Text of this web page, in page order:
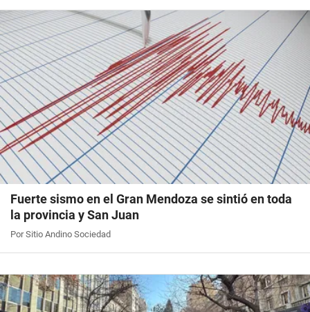
Fuerte sismo en el Gran Mendoza se sintió en toda
la provincia y San Juan
Por Sitio Andino Sociedad